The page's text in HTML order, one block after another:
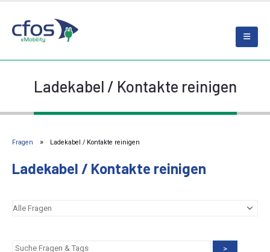
Ladekabel / Kontakte reinigen
Fragen Ladekabel / Kontakte reinigen
Ladekabel / Kontakte reinigen
>